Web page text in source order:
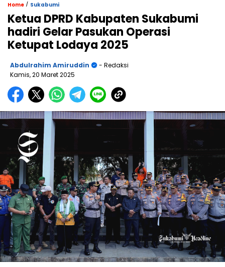
Home / Sukabumi
Ketua DPRD Kabupaten Sukabumi
hadiri Gelar Pasukan Operasi
Ketupat Lodaya 2025
Abdulrahim Amiruddin
- Redaksi
Kamis, 20 Maret 2025